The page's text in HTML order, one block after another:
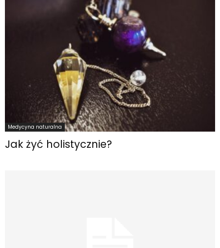
Medycyna naturalna
Jak żyć holistycznie?